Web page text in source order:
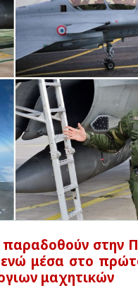
στην
μέσα στο
μαχητικών